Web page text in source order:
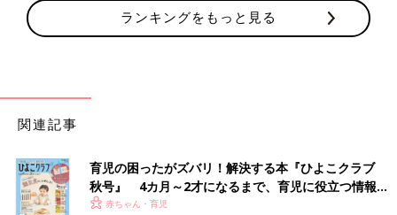
ランキングをもっと見る
関連記事
育児の困ったがズバリ！解決する本『ひよこクラブ
秋号』 4カ月～2才になるまで、育児に役立つ情報が
いっぱい！
赤ちゃん・育児